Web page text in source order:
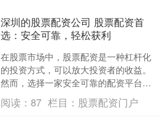
深圳的股票配资公司 股票配资首
选：安全可靠，轻松获利
在股票市场中，股票配资是一种杠杆化
的投资方式，可以放大投资者的收益。
然而，选择一家安全可靠的配资平台至
关重要，以确保资金安全和获利稳定。 *
**持有合法资质：....
阅读：87 栏目： 股票配资门户